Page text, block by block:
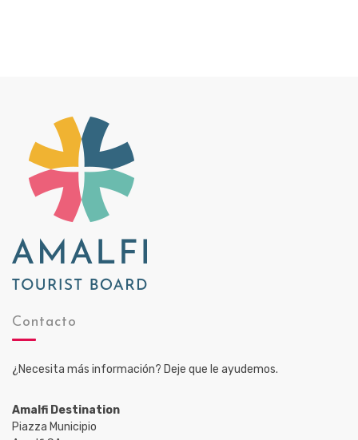
Contacto
¿Necesita más información? Deje que le ayudemos.
Amalfi Destination
Piazza Municipio